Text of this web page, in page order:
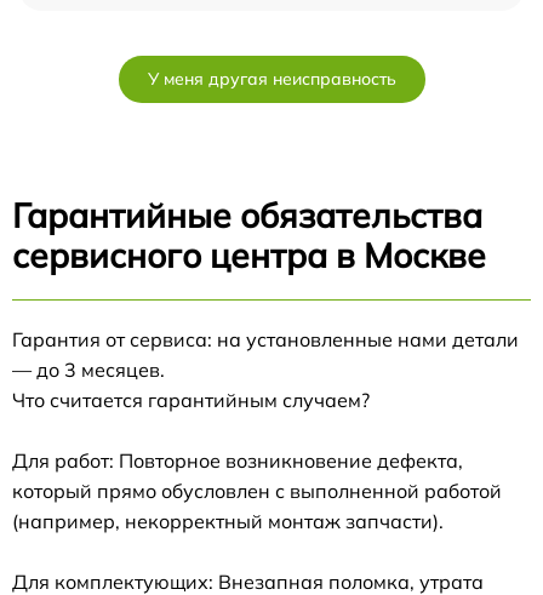
У меня другая неисправность
Гарантийные обязательства
сервисного центра в Москве
Гарантия от сервиса: на установленные нами детали
— до 3 месяцев.
Что считается гарантийным случаем?
Для работ: Повторное возникновение дефекта,
который прямо обусловлен с выполненной работой
(например, некорректный монтаж запчасти).
Для комплектующих: Внезапная поломка, утрата